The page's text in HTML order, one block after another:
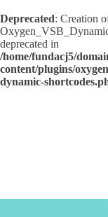
Deprecated: Creation
deprecated in
/home/fundacj5/
content/plugins/
dynamic-